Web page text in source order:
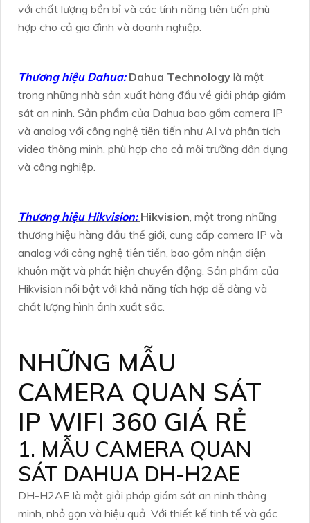
với chất lượng bền bỉ và các tính năng tiên tiến phù
hợp cho cả gia đình và doanh nghiệp.
Thương hiệu Dahua:Dahua Technology là một
trong những nhà sản xuất hàng đầu về giải pháp giám
sát an ninh. Sản phẩm của Dahua bao gồm camera IP
và analog với công nghệ tiên tiến như AI và phân tích
video thông minh, phù hợp cho cả môi trường dân dụng
và công nghiệp.
Thương hiệu Hikvision: Hikvision , một trong những
thương hiệu hàng đầu thế giới, cung cấp camera IP và
analog với công nghệ tiên tiến, bao gồm nhận diện
khuôn mặt và phát hiện chuyển động. Sản phẩm của
Hikvision nổi bật với khả năng tích hợp dễ dàng và
chất lượng hình ảnh xuất sắc.
NHỮNG MẪU
CAMERA QUAN SÁT
IP WIFI 360 GIÁ RẺ
1. MẪU CAMERA QUAN
SÁT DAHUA DH-H2AE
DH-H2AE là một giải pháp giám sát an ninh thông
minh, nhỏ gọn và hiệu quả. Với thiết kế tinh tế và góc